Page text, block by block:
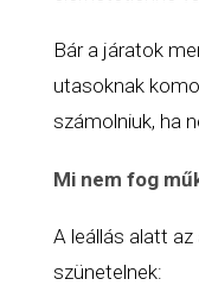
Bár a járatok
utasoknak
számolniuk, ha
Mi nem fog
A leállás alatt
szünetelnek: